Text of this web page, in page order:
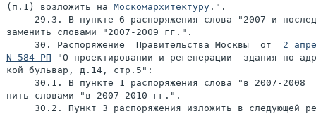
(п.1) возложить на Москомархитектуру .".
29.3. В пункте 6 распоряжения слова "2007 и
заменить словами "2007-2009 гг.".
     30. Распоряжение  Правительства Москвы  от
2
N 584-РП "О проектировании и регенерации  здания по
кой бульвар, д.14, стр.5":
30.1. В пункте 1 распоряжения слова "в 2007-2008
нить словами "в 2007-2010 гг.".
30.2. Пункт 3 распоряжения изложить в следующей